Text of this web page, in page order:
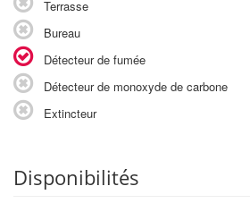
Terrasse
Bureau
Détecteur de fumée
Détecteur de monoxyde de carbone
Extincteur
Disponibilités